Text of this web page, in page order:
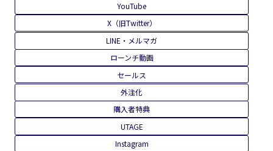
YouTube
X（旧Twitter）
LINE・メルマガ
ローンチ動画
セールス
外注化
購入者特典
UTAGE
Instagram